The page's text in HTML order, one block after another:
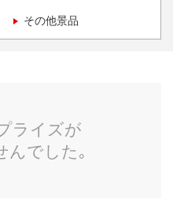
その他景品